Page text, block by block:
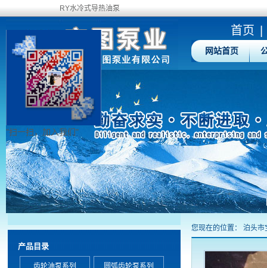
RY水冷式导热油泵
首页
网站首页
您现在的位置： 泊头市
产品目录
齿轮油泵系列 圆弧齿轮泵系列
"扫一扫，加入我们"